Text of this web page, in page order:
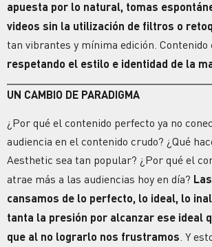
apuesta por lo natural, tomas
videos sin la utilización de filtros o
tan vibrantes y mínima edición. Contenido
respetando el estilo e identidad de la
UN CAMBIO DE PARADIGMA
¿Por qué el contenido perfecto ya no
audiencia en el contenido crudo? ¿Qué
Aesthetic sea tan popular? ¿Por qué el
atrae más a las audiencias hoy en día?
cansamos de lo perfecto, lo ideal, lo
tanta la presión por alcanzar ese ideal
que al no lograrlo nos frustramos . Y